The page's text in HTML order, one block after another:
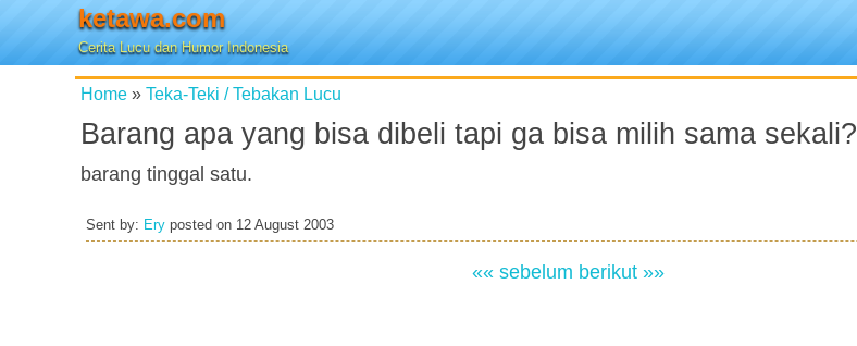
ketawa.com
Cerita Lucu dan Humor Indonesia
Home » Teka-Teki / Tebakan Lucu
Barang apa yang bisa dibeli tapi ga bisa milih sama sekali?
barang tinggal satu.
Sent by: Ery posted on 12 August 2003
«« sebelum berikut »»